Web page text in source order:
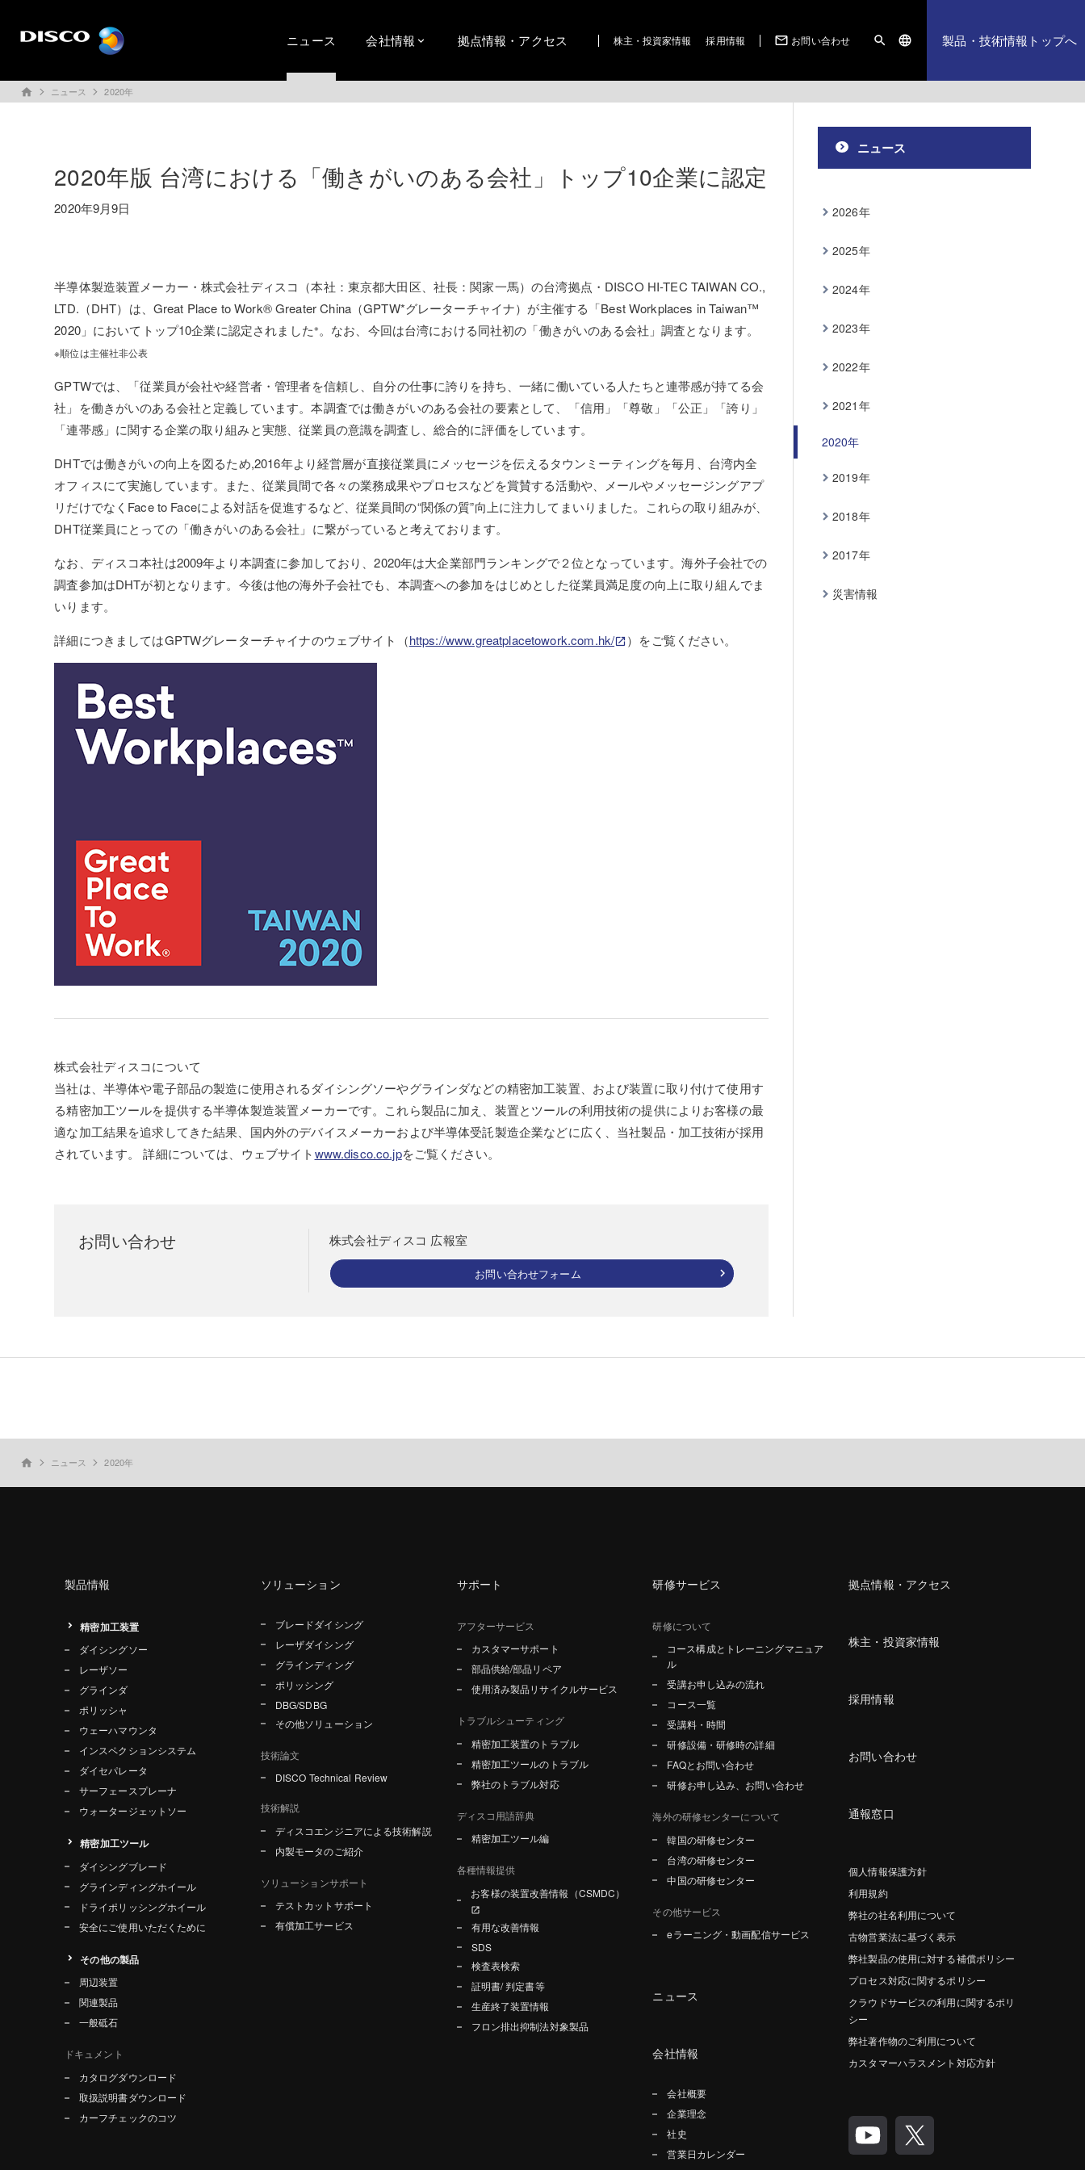
ニュース 会社情報 拠点情報・アクセス 株主・投資家情報 採用情報 mail_outline お問い合わせ search language 製品・技術情報トップへ
home ニュース 2020年
2020年版 台湾における「働きがいのある会社」トップ10企業に認定
2020年9月9日
半導体製造装置メーカー・株式会社ディスコ（本社：東京都大田区、社長：関家一馬）の台湾拠点・DISCO HI-TEC TAIWAN CO.,
LTD.（DHT）は、Great Place to Work® Greater China（GPTW*グレーターチャイナ）が主催する「Best Workplaces in Taiwan™
2020」においてトップ10企業に認定されました※ 。なお、今回は台湾における同社初の「働きがいのある会社」調査となります。
※順位は主催社非公表
GPTWでは、「従業員が会社や経営者・管理者を信頼し、自分の仕事に誇りを持ち、一緒に働いている人たちと連帯感が持てる会
社」を働きがいのある会社と定義しています。本調査では働きがいのある会社の要素として、「信用」「尊敬」「公正」「誇り」
「連帯感」に関する企業の取り組みと実態、従業員の意識を調査し、総合的に評価をしています。
DHTでは働きがいの向上を図るため,2016年より経営層が直接従業員にメッセージを伝えるタウンミーティングを毎月、台湾内全
オフィスにて実施しています。また、従業員間で各々の業務成果やプロセスなどを賞賛する活動や、メールやメッセージングアプ
リだけでなくFace to Faceによる対話を促進するなど、従業員間の“関係の質”向上に注力してまいりました。これらの取り組みが、
DHT従業員にとっての「働きがいのある会社」に繋がっていると考えております。
なお、ディスコ本社は2009年より本調査に参加しており、2020年は大企業部門ランキングで２位となっています。海外子会社での
調査参加はDHTが初となります。今後は他の海外子会社でも、本調査への参加をはじめとした従業員満足度の向上に取り組んでま
いります。
詳細につきましてはGPTWグレーターチャイナのウェブサイト（https://www.greatplacetowork.com.hk/ ）をご覧ください。
株式会社ディスコについて
当社は、半導体や電子部品の製造に使用されるダイシングソーやグラインダなどの精密加工装置、および装置に取り付けて使用す
る精密加工ツールを提供する半導体製造装置メーカーです。これら製品に加え、装置とツールの利用技術の提供によりお客様の最
適な加工結果を追求してきた結果、国内外のデバイスメーカーおよび半導体受託製造企業などに広く、当社製品・加工技術が採用
されています。 詳細については、ウェブサイトwww.disco.co.jpをご覧ください。
お問い合わせ 株式会社ディスコ 広報室
お問い合わせフォーム
ニュース
2026年
2025年
2024年
2023年
2022年
2021年
2020年
2019年
2018年
2017年
災害情報
home ニュース 2020年
製品情報
精密加工装置
ダイシングソー
レーザソー
グラインダ
ポリッシャ
ウェーハマウンタ
インスペクションシステム
ダイセパレータ
サーフェースプレーナ
ウォータージェットソー
精密加工ツール
ダイシングブレード
グラインディングホイール
ドライポリッシングホイール
安全にご使用いただくために
その他の製品
周辺装置
関連製品
一般砥石
ドキュメント
カタログダウンロード
取扱説明書ダウンロード
カーフチェックのコツ
ソリューション
ブレードダイシング
レーザダイシング
グラインディング
ポリッシング
DBG/SDBG
その他ソリューション
技術論文
DISCO Technical Review
技術解説
ディスコエンジニアによる技術解説
内製モータのご紹介
ソリューションサポート
テストカットサポート
有償加工サービス
サポート
アフターサービス
カスタマーサポート
部品供給/部品リペア
使用済み製品リサイクルサービス
トラブルシューティング
精密加工装置のトラブル
精密加工ツールのトラブル
弊社のトラブル対応
ディスコ用語辞典
精密加工ツール編
各種情報提供
お客様の装置改善情報（CSMDC）
有用な改善情報
SDS
検査表検索
証明書/ 判定書等
生産終了装置情報
フロン排出抑制法対象製品
研修サービス
研修について
コース構成とトレーニングマニュア
ル
受講お申し込みの流れ
コース一覧
受講料・時間
研修設備・研修時の詳細
FAQとお問い合わせ
研修お申し込み、お問い合わせ
海外の研修センターについて
韓国の研修センター
台湾の研修センター
中国の研修センター
その他サービス
eラーニング・動画配信サービス
ニュース
会社情報
会社概要
企業理念
社史
営業日カレンダー
拠点情報・アクセス
株主・投資家情報
採用情報
お問い合わせ
通報窓口
個人情報保護方針
利用規約
弊社の社名利用について
古物営業法に基づく表示
弊社製品の使用に対する補償ポリシー
プロセス対応に関するポリシー
クラウドサービスの利用に関するポリ
シー
弊社著作物のご利用について
カスタマーハラスメント対応方針